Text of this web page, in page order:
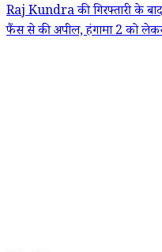
Raj Kundra की गिरफ्तारी के बाद
फैंस से की अपील, हंगामा 2 को